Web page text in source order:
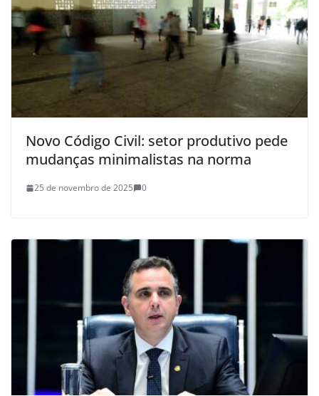
Novo Código Civil: setor produtivo pede
mudanças minimalistas na norma
25 de novembro de 2025 0